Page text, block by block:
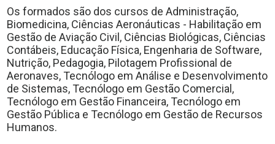
Os formados são dos cursos de Administração,
Biomedicina, Ciências Aeronáuticas - Habilitação em
Gestão de Aviação Civil, Ciências Biológicas, Ciências
Contábeis, Educação Física, Engenharia de Software,
Nutrição, Pedagogia, Pilotagem Profissional de
Aeronaves, Tecnólogo em Análise e Desenvolvimento
de Sistemas, Tecnólogo em Gestão Comercial,
Tecnólogo em Gestão Financeira, Tecnólogo em
Gestão Pública e Tecnólogo em Gestão de Recursos
Humanos.